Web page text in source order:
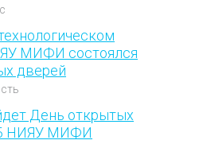
МИФИ состоялся
дверей
День открытых
НИЯУ МИФИ